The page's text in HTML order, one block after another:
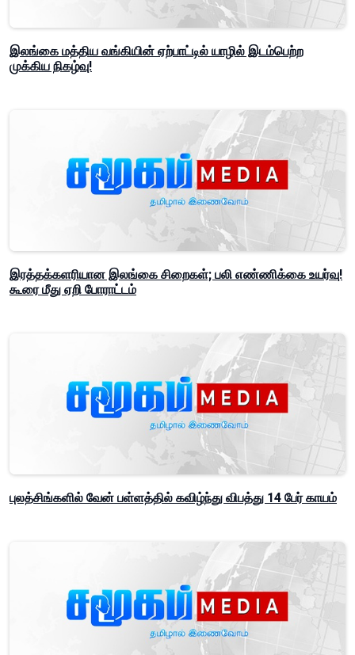
இலங்கை மத்திய வங்கியின் ஏற்பாட்டில் யாழில் இடம்பெற்ற
முக்கிய நிகழ்வு!
இரத்தக்களரியான இலங்கை சிறைகள்; பலி எண்ணிக்கை உயர்வு!
கூரை மீது ஏறி போராட்டம்
புலத்சிங்களில் வேன் பள்ளத்தில் கவிழ்ந்து விபத்து 14 பேர் காயம்